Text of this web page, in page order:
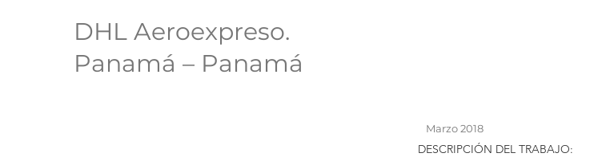
DHL Aeroexpreso.
Panamá – Panamá
Marzo 2018
DESCRIPCIÓN DEL TRABAJO: